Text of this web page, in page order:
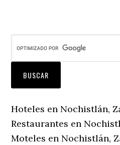
Hoteles en Nochistlán,
Restaurantes en
Moteles en Nochistlán,